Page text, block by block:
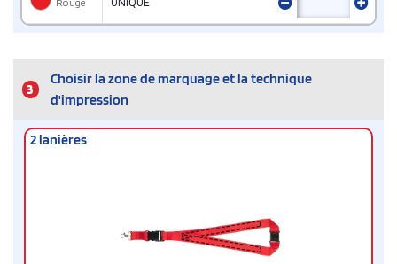
3
Choisir la zone de marquage et la technique
d'impression
2 lanières